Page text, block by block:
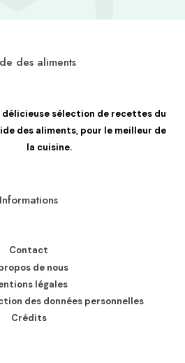
des aliments
délicieuse sélection de recettes du
des aliments, pour le meilleur de
la cuisine.
Informations
Contact
de nous
légales
des données personnelles
Crédits